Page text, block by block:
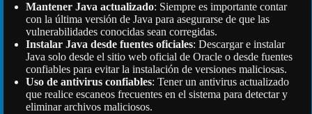
Mantener Java actualizado: Siempre es importante contar
con la última versión de Java para asegurarse de que las
vulnerabilidades conocidas sean corregidas.
Instalar Java desde fuentes oficiales: Descargar e instalar
Java solo desde el sitio web oficial de Oracle o desde fuentes
confiables para evitar la instalación de versiones maliciosas.
Uso de antivirus confiables: Tener un antivirus actualizado
que realice escaneos frecuentes en el sistema para detectar y
eliminar archivos maliciosos.